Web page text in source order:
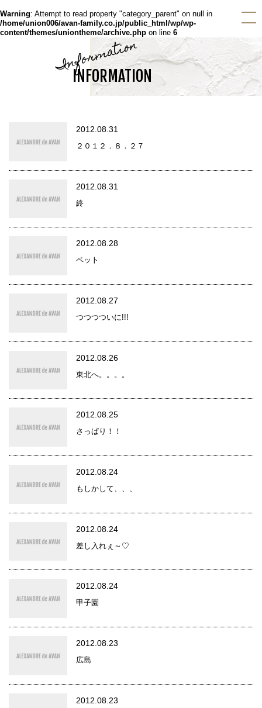
Warning: Attempt to read property "category_parent" on null in
/home/union006/avan-family.co.jp/public_html/wp/wp-
content/themes/uniontheme/archive.php on line 6
Information
INFORMATION
2012.08.31
２０１２．８．２７
2012.08.31
終
2012.08.28
ペット
2012.08.27
つつつついに!!!
2012.08.26
東北へ。。。。
2012.08.25
さっぱり！！
2012.08.24
もしかして、、、
2012.08.24
差し入れぇ～♡
2012.08.24
甲子園
2012.08.23
広島
2012.08.23